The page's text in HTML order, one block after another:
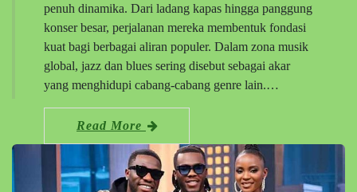
penuh dinamika. Dari ladang kapas hingga panggung
konser besar, perjalanan mereka membentuk fondasi
kuat bagi berbagai aliran populer. Dalam zona musik
global, jazz dan blues sering disebut sebagai akar
yang menghidupi cabang-cabang genre lain.…
Read More